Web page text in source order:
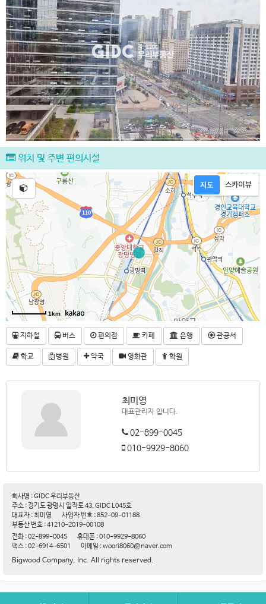
위치 및 주변 편의시설
1km
지하철 버스 편의점 카페 은행 관공서
학교 병원 약국 영화관 학원
최미영
대표관리자 입니다.
02-899-0045
010-9929-8060
회사명 : GIDC 우리부동산
주소 : 경기도 광명시 일직로 43, GIDC L045호
대표자 : 최미영
사업자 번호 : 852-09-01188
부동산 번호 : 41210-2019-00108
전화 : 02-899-0045
휴대폰 : 010-9929-8060
팩스 : 02-6914-6501
이메일 : woori8060@naver.com
Bigwood Company, Inc. All rights reserved.